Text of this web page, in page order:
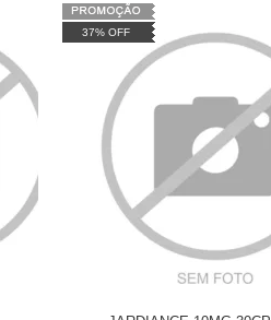
37% OFF